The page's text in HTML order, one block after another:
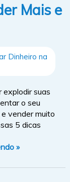
Mais e
Dinheiro na
explodir suas
o seu
vender muito
5 dicas
»